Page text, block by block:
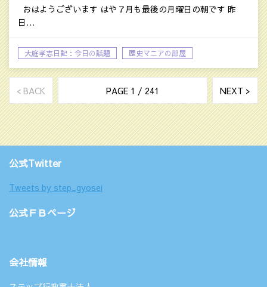
おはようございます はや７月も最後の月曜日の朝です 昨
日…
大庭孝志日記：今日の話題 歴史マニアの部屋
< BACK PAGE 1 / 241 NEXT >
公式Twitter
Tweets by step_gyosei
公式ＦＢページ
会社情報